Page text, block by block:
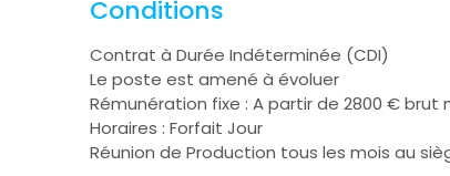
Conditions
Contrat à Durée Indéterminée (CDI)
Le poste est amené à évoluer
Rémunération fixe : A partir de 2800 € brut
Horaires : Forfait Jour
Réunion de Production tous les mois au